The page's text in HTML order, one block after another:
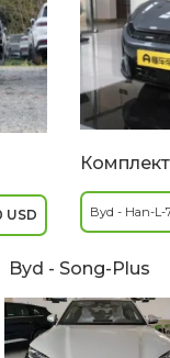
USD Byd - Han-L-
Byd - Song-Plus